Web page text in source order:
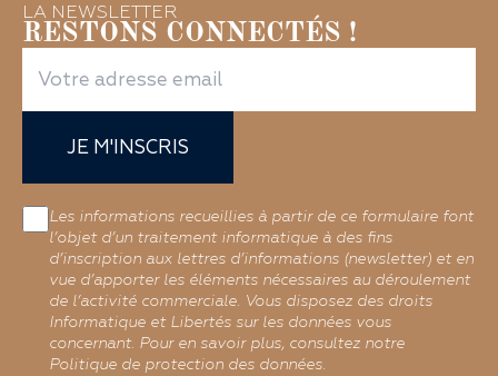
LA NEWSLETTER
RESTONS CONNECTÉS !
JE M'INSCRIS
Les informations recueillies à partir de ce formulaire font
l’objet d’un traitement informatique à des fins
d’inscription aux lettres d’informations (newsletter) et en
vue d’apporter les éléments nécessaires au déroulement
de l’activité commerciale. Vous disposez des droits
Informatique et Libertés sur les données vous
concernant. Pour en savoir plus, consultez notre
Politique de protection des données.